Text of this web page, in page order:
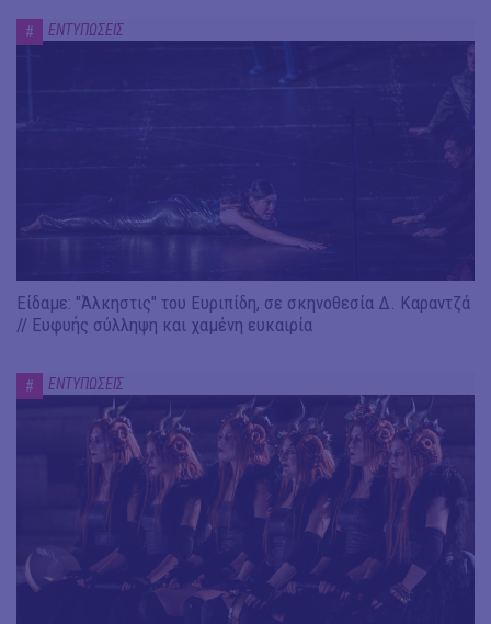
# ΕΝΤΥΠΩΣΕΙΣ
Είδαμε: "Άλκηστις" του Ευριπίδη, σε σκηνοθεσία Δ. Καραντζά
// Ευφυής σύλληψη και χαμένη ευκαιρία
# ΕΝΤΥΠΩΣΕΙΣ